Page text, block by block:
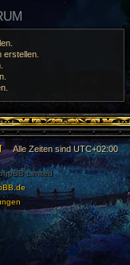
Alle Zeiten sindUTC+02:00
Limited